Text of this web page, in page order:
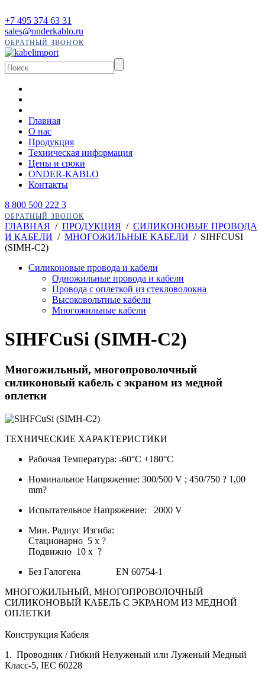
+7 495 374 63 31
sales@onderkablo.ru
ОБРАТНЫЙ ЗВОНОК
Главная
О нас
Продукция
Техническая информация
Цены и сроки
ONDER-KABLO
Контакты
8 800 500 222 3
ОБРАТНЫЙ ЗВОНОК
ГЛАВНАЯ / ПРОДУКЦИЯ / СИЛИКОНОВЫЕ ПРОВОДА
И КАБЕЛИ / МНОГОЖИЛЬНЫЕ КАБЕЛИ / SIHFCUSI
(SIMH-C2)
Силиконовые провода и кабели
Одножильные провода и кабели
Провода с оплеткой из стекловолокна
Высоковольтные кабели
Многожильные кабели
SIHFCuSi (SIMH-C2)
Многожильный, многопроволочный
силиконовый кабель с экраном из медной
оплетки
ТЕХНИЧЕСКИЕ ХАРАКТЕРИСТИКИ
Рабочая Температура: -60°C +180°C
Номинальное Напряжение: 300/500 V ; 450/750 ? 1,00
mm?
Испытательное Напряжение: 2000 V
Мин. Радиус Изгиба:
Стационарно 5 x ?
Подвижно 10 x ?
Без Галогена EN 60754-1
МНОГОЖИЛЬНЫЙ, МНОГОПРОВОЛОЧНЫЙ
СИЛИКОНОВЫЙ КАБЕЛЬ С ЭКРАНОМ ИЗ МЕДНОЙ
ОПЛЕТКИ
Конструкция Кабеля
1. Проводник /Гибкий Нелуженый или Луженый Медный
Класс-5, IEC 60228